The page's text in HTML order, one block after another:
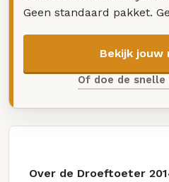
Geen standaard pakket.
Bekijk jouw
Of doe de
Over de Droeftoeter